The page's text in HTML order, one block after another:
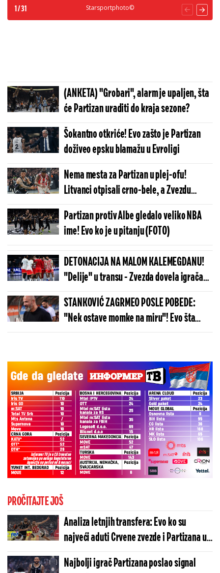
Starsportphoto©
1 /31
(ANKETA) "Grobari", alarm je upaljen, šta
će Partizan uraditi do kraja sezone?
Šokantno otkriće! Evo zašto je Partizan
doživeo epsku blamažu u Evroligi
Nema mesta za Partizan u plej-ofu!
Litvanci otpisali crno-bele, a Zvezdu
žestoko potcenili!
Partizan protiv Albe gledalo veliko NBA
ime! Evo ko je u pitanju (FOTO)
DETONACIJA NA MALOM KALEMEGDANU!
"Delije" u transu - Zvezda dovela igrača
Real Madrida!
STANKOVIĆ ZAGRMEO POSLE POBEDE:
"Nek ostave momke na miru"! Evo šta
kaže o isključenju golmana!
PROČITAJTE JOŠ
Analiza letnjih transfera: Evo ko su
najveći aduti Crvene zvezde i Partizana u
novoj sezoni
Najbolji igrač Partizana poslao signal